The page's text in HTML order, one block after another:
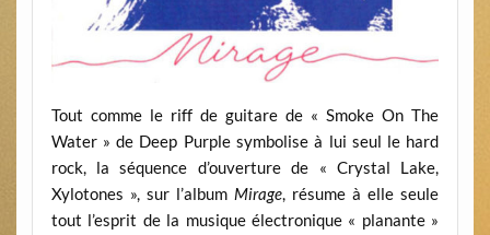
Tout comme le riff de guitare de « Smoke On The
Water » de Deep Purple symbolise à lui seul le hard
rock, la séquence d’ouverture de « Crystal Lake,
Xylotones », sur l’album Mirage, résume à elle seule
tout l’esprit de la musique électronique « planante »